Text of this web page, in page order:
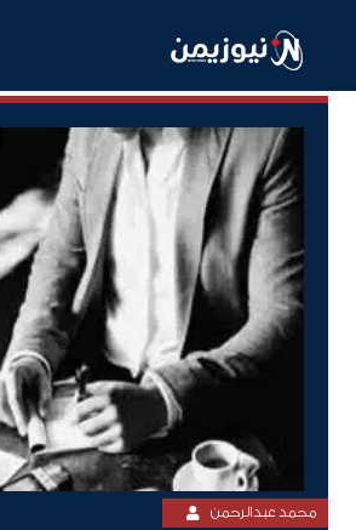
محمد عبدالرحمن